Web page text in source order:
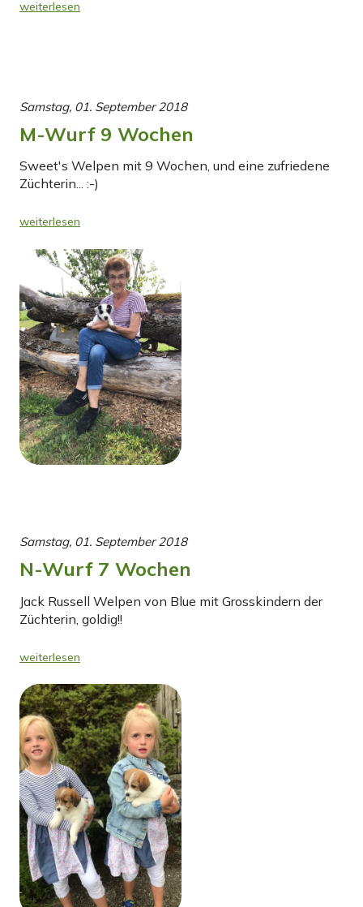
weiterlesen
Samstag, 01. September 2018
M-Wurf 9 Wochen
Sweet's Welpen mit 9 Wochen, und eine zufriedene
Züchterin... :-)
weiterlesen
Samstag, 01. September 2018
N-Wurf 7 Wochen
Jack Russell Welpen von Blue mit Grosskindern der
Züchterin, goldig!!
weiterlesen